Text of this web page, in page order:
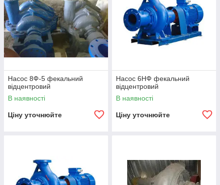
Насос 8Ф-5 фекальний
відцентровий
В наявності
Ціну уточнюйте
Насос 6НФ фекальний
відцентровий
В наявності
Ціну уточнюйте